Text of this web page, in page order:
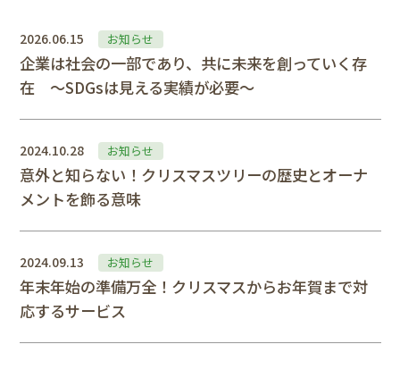
2026.06.15 お知らせ
企業は社会の一部であり、共に未来を創っていく存
在 ～SDGsは見える実績が必要～
2024.10.28 お知らせ
意外と知らない！クリスマスツリーの歴史とオーナ
メントを飾る意味
2024.09.13 お知らせ
年末年始の準備万全！クリスマスからお年賀まで対
応するサービス